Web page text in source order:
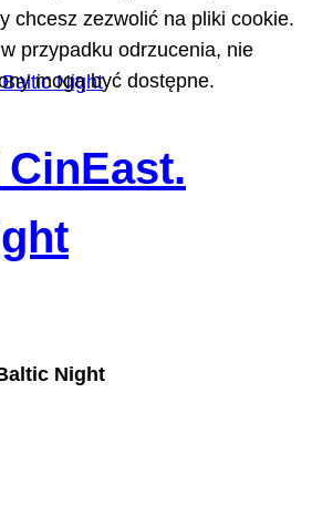
Night
chcesz zezwolić na pliki cookie.
przypadku odrzucenia, nie
mogą być dostępne.